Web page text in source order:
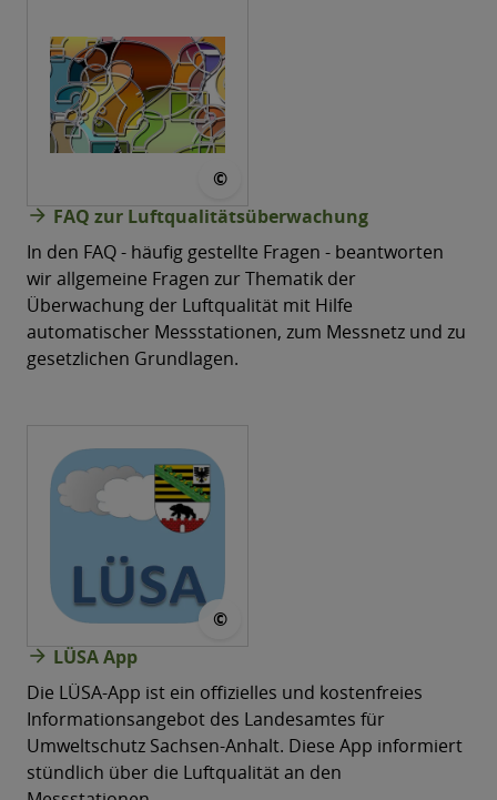
©
arrow_forward FAQ zur Luftqualitätsüberwachung
In den FAQ - häufig gestellte Fragen - beantworten
wir allgemeine Fragen zur Thematik der
Überwachung der Luftqualität mit Hilfe
automatischer Messstationen, zum Messnetz und zu
gesetzlichen Grundlagen.
©
arrow_forward LÜSA App
Die LÜSA-App ist ein offizielles und kostenfreies
Informationsangebot des Landesamtes für
Umweltschutz Sachsen-Anhalt. Diese App informiert
stündlich über die Luftqualität an den